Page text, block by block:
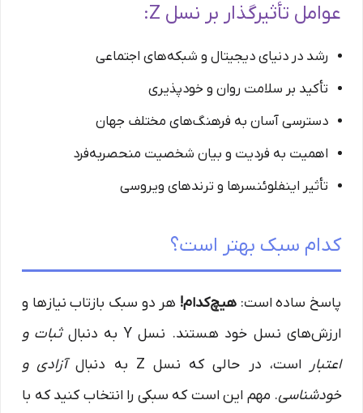
عوامل تأثیرگذار بر نسل Z:
رشد در دنیای دیجیتال و شبکه‌های اجتماعی
تأکید بر سلامت روان و خودپذیری
دسترسی آسان به فرهنگ‌های مختلف جهان
اهمیت به فردیت و بیان شخصیت منحصربه‌فرد
تأثیر اینفلوئنسرها و ترندهای ویروسی
کدام سبک بهتر است؟
پاسخ ساده است: هیچ‌کدام! هر دو سبک بازتاب نیازها و
ارزش‌های نسل خود هستند. نسل Y به دنبال
ثبات و
اعتبار
است، در حالی که نسل Z به دنبال
آزادی و
خودشناسی. مهم این است که سبکی را انتخاب کنید که با